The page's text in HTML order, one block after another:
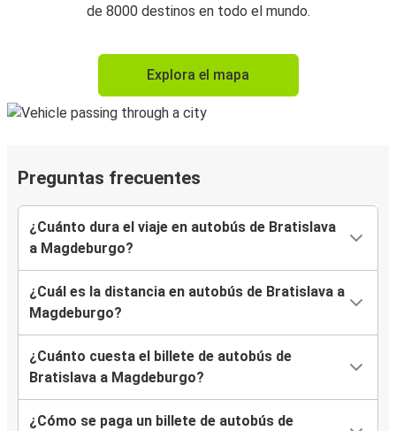
de 8000 destinos en todo el mundo.
Explora el mapa
Preguntas frecuentes
¿Cuánto dura el viaje en autobús de Bratislava
a Magdeburgo?
¿Cuál es la distancia en autobús de Bratislava a
Magdeburgo?
¿Cuánto cuesta el billete de autobús de
Bratislava a Magdeburgo?
¿Cómo se paga un billete de autobús de